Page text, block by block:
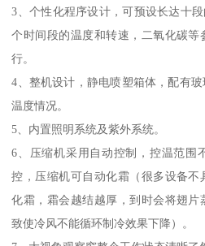
3、个性化程序设计，可预设长达十
个时间段的温度和转速，二氧化碳
行。
4、整机设计，静电喷塑箱体，配有
温度情况。
5、内置照明系统及紫外系统。
6、压缩机采用自动控制，控温范围
控，压缩机可自动化霜（很多设备
化霜，霜会越结越厚，到时会将翅片
致使冷风不能循环制冷效果下降）。